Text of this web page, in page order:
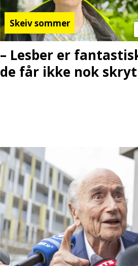
Skeiv sommer
– Lesber er
de får ikke nok skryt